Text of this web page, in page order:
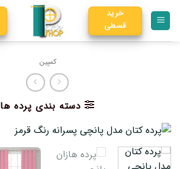
خرید
قسطی
کمپین
دسته بندی پرده ها